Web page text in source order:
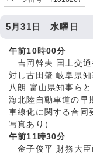
5月31日 水曜日
午前10時00分
吉岡幹夫 国土交通
対し古田肇 岐阜県知
八朗 富山県知事ら
海北陸自動車道の早
車線化に関する合同
写真あり）
午前11時30分
金子俊平 財務大臣